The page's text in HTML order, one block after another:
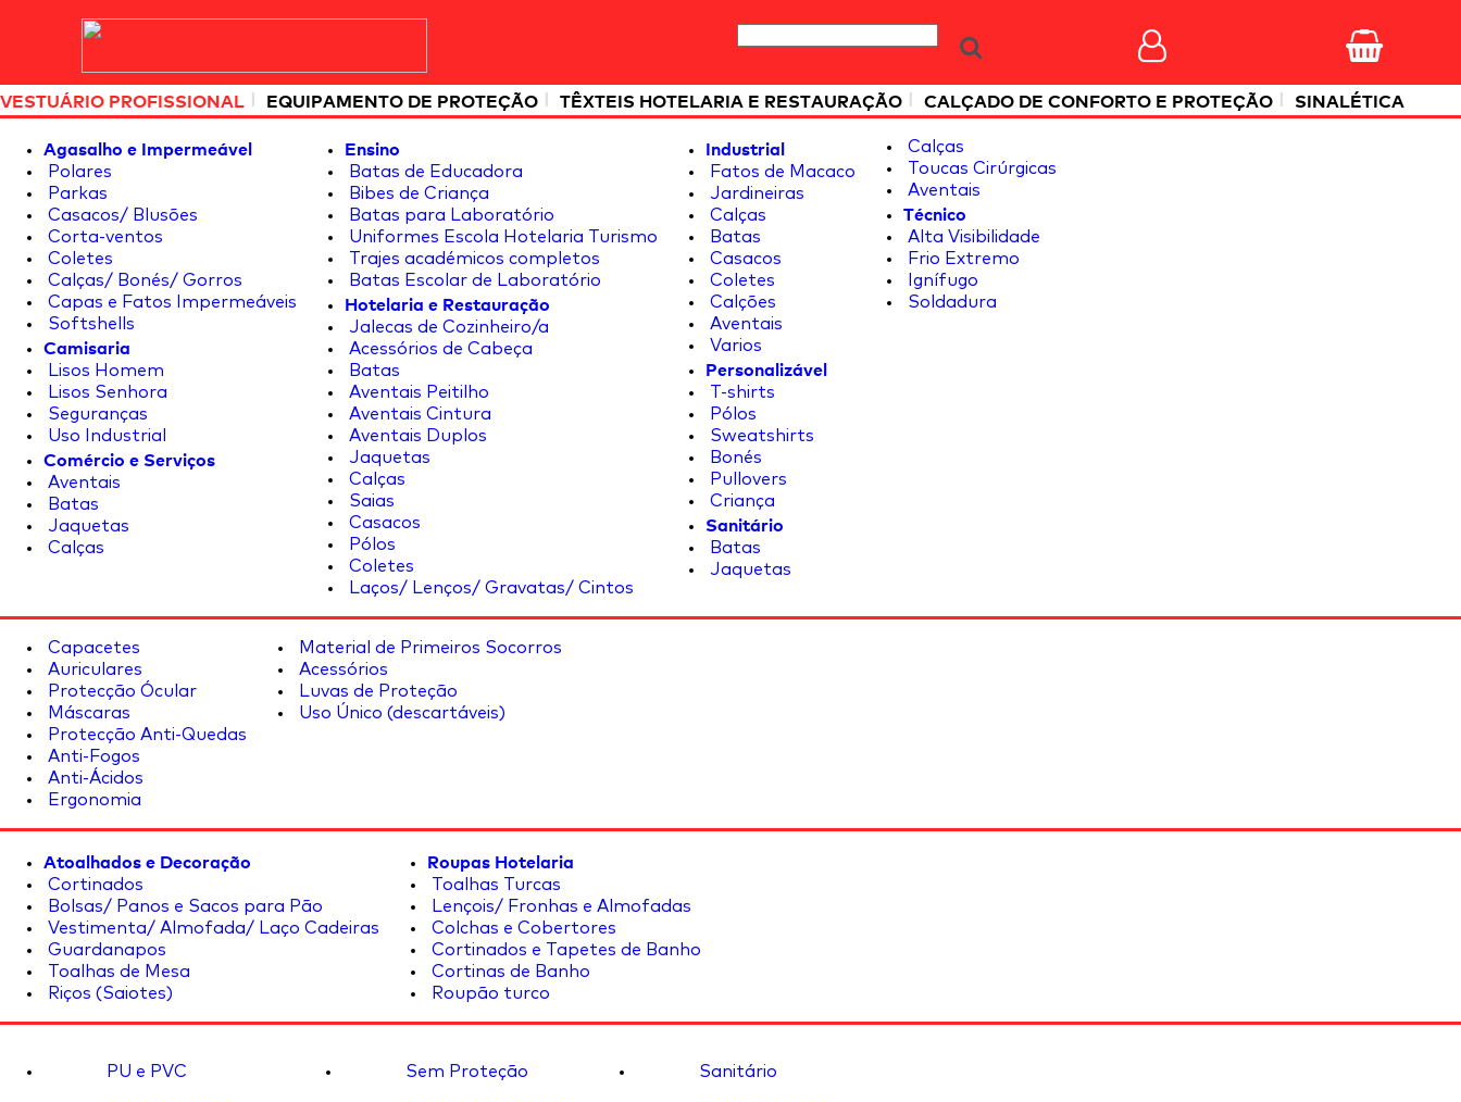
VESTUÁRIO PROFISSIONAL | EQUIPAMENTO DE PROTEÇÃO | TÊXTEIS HOTELARIA E RESTAURAÇÃO | CALÇADO DE CONFORTO E PROTEÇÃO | SINALÉTICA
Agasalho e Impermeável
Polares
Parkas
Casacos/ Blusões
Corta-ventos
Coletes
Calças/ Bonés/ Gorros
Capas e Fatos Impermeáveis
Softshells
Camisaria
Lisos Homem
Lisos Senhora
Seguranças
Uso Industrial
Comércio e Serviços
Aventais
Batas
Jaquetas
Calças
Ensino
Batas de Educadora
Bibes de Criança
Batas para Laboratório
Uniformes Escola Hotelaria Turismo
Trajes académicos completos
Batas Escolar de Laboratório
Hotelaria e Restauração
Jalecas de Cozinheiro/a
Acessórios de Cabeça
Batas
Aventais Peitilho
Aventais Cintura
Aventais Duplos
Jaquetas
Calças
Saias
Casacos
Pólos
Coletes
Laços/ Lenços/ Gravatas/ Cintos
Industrial
Fatos de Macaco
Jardineiras
Calças
Batas
Casacos
Coletes
Calções
Aventais
Varios
Personalizável
T-shirts
Pólos
Sweatshirts
Bonés
Pullovers
Criança
Sanitário
Batas
Jaquetas
Calças
Toucas Cirúrgicas
Aventais
Técnico
Alta Visibilidade
Frio Extremo
Ignífugo
Soldadura
Capacetes
Auriculares
Protecção Ócular
Máscaras
Protecção Anti-Quedas
Anti-Fogos
Anti-Ácidos
Ergonomia
Material de Primeiros Socorros
Acessórios
Luvas de Proteção
Uso Único (descartáveis)
Atoalhados e Decoração
Cortinados
Bolsas/ Panos e Sacos para Pão
Vestimenta/ Almofada/ Laço Cadeiras
Guardanapos
Toalhas de Mesa
Riços (Saiotes)
Roupas Hotelaria
Toalhas Turcas
Lençois/ Fronhas e Almofadas
Colchas e Cobertores
Cortinados e Tapetes de Banho
Cortinas de Banho
Roupão turco
PU e PVC Sem Proteção Sanitário